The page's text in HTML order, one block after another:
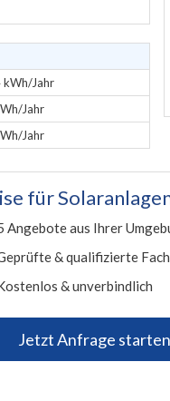
kWh/Jahr
Jahr
Jahr
für
Angebote aus Ihrer
& qualifizierte
& unverbindlich
Jetzt Anfrage starten